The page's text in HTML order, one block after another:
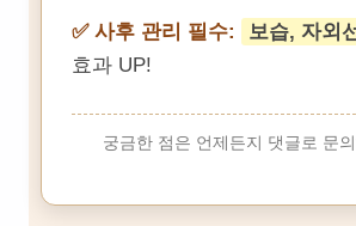
✅ 사후 관리 필수:
보습, 자외
효과 UP!
궁금한 점은 언제든지 댓글로 문